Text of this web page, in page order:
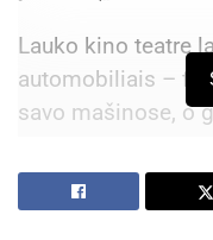
Lauko kino teatre
automobiliais –
savo mašinose, o